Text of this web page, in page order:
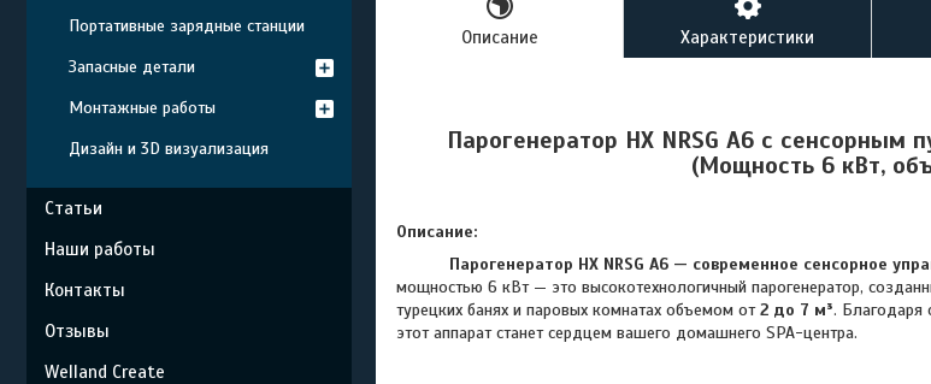
Описание Характеристики
Парогенератор HX NRSG A6 c сенсорным
(Мощность 6 кВт,
Описание:
Парогенератор HX NRSG A6 — современное сенсорное
мощностью 6 кВт — это высокотехнологичный парогенератор,
турецких банях и паровых комнатах объемом от2 до 7 м³. Благодаря
этот аппарат станет сердцем вашего домашнего SPA-центра.
Портативные зарядные станции
Запасные детали
Монтажные работы
Дизайн и 3D визуализация
Статьи
Наши работы
Контакты
Отзывы
Welland Create